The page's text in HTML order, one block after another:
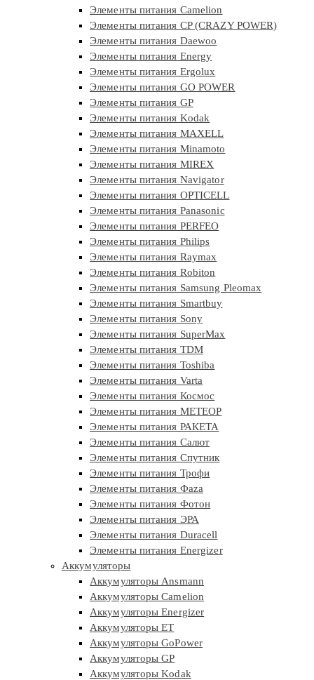
Элементы питания Camelion
Элементы питания CP (CRAZY POWER)
Элементы питания Daewoo
Элементы питания Energy
Элементы питания Ergolux
Элементы питания GO POWER
Элементы питания GP
Элементы питания Kodak
Элементы питания MAXELL
Элементы питания Minamoto
Элементы питания MIREX
Элементы питания Navigator
Элементы питания OPTICELL
Элементы питания Panasonic
Элементы питания PERFEO
Элементы питания Philips
Элементы питания Raymax
Элементы питания Robiton
Элементы питания Samsung Pleomax
Элементы питания Smartbuy
Элементы питания Sony
Элементы питания SuperMax
Элементы питания TDM
Элементы питания Toshiba
Элементы питания Varta
Элементы питания Космос
Элементы питания МЕТЕОР
Элементы питания РАКЕТА
Элементы питания Салют
Элементы питания Спутник
Элементы питания Трофи
Элементы питания Фaza
Элементы питания Фотон
Элементы питания ЭРА
Элементы питания Duracell
Элементы питания Energizer
Аккумуляторы
Аккумуляторы Ansmann
Аккумуляторы Camelion
Аккумуляторы Energizer
Аккумуляторы ET
Аккумуляторы GoPower
Аккумуляторы GP
Аккумуляторы Kodak